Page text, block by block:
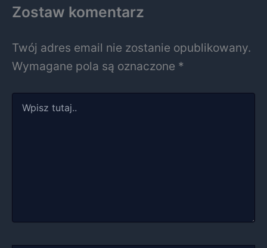
Zostaw komentarz
Twój adres email nie zostanie opublikowany.
Wymagane pola są oznaczone *
tutaj..